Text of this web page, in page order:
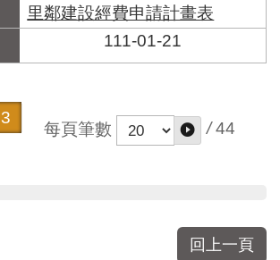
里鄰建設經費申請計畫表
111-01-21
3
每頁筆數 / 44
回上一頁